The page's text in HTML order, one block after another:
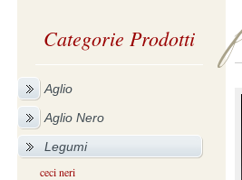
Categorie Prodotti
Aglio
Aglio Nero
Legumi
ceci neri